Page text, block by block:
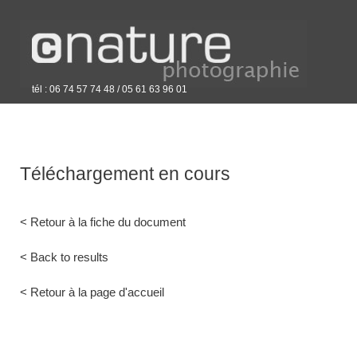
tél : 06 74 57 74 48 / 05 61 63 96 01
Téléchargement en cours
< Retour à la fiche du document
< Back to results
< Retour à la page d'accueil